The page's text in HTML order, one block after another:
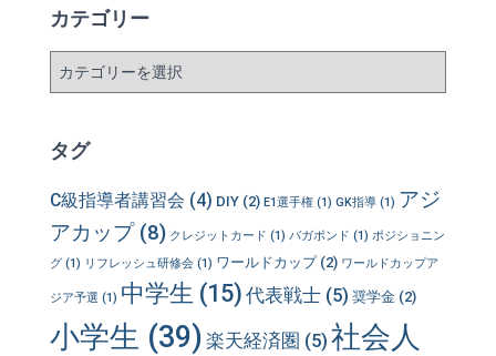
カテゴリー
ー
タグ
C級指導者講習会 (4) DIY (2) E1選手権 (1) GK指導 (1) アジ
アカップ(8) クレジットカード (1) バガボンド (1) ポジショニン
グ (1) リフレッシュ研修会 (1) ワールドカップ(2) ワールドカップア
ジア予選 (1) 中学生 (15) 代表戦士 (5) 奨学金 (2)
小学生 (39) 楽天経済圏 (5) 社会人